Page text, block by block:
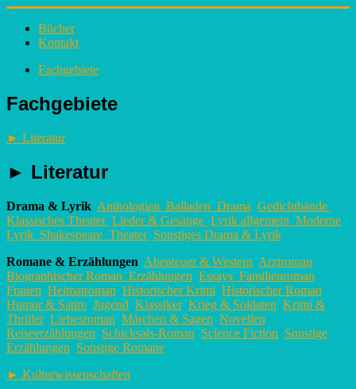
Bücher
Kontakt
Fachgebiete
Fachgebiete
► Literatur
► Literatur
Drama & Lyrik Anthologien Balladen Drama Gedichtbände
Klassisches Theater Lieder & Gesänge Lyrik allgemein Moderne
Lyrik Shakespeare Theater Sonstiges Drama & Lyrik
Romane & Erzählungen Abenteuer & Western Arztroman
Biographischer Roman Erzählungen Essays Familienroman
Frauen Heimatroman Historischer Krimi Historischer Roman
Humor & Satire Jugend Klassiker Krieg & Soldaten Krimi &
Thriller Liebesroman Märchen & Sagen Novellen
Reiseerzählungen Schicksals-Roman Science Fiction Sonstige
Erzählungen Sonstige Romane
► Kulturwissenschaften